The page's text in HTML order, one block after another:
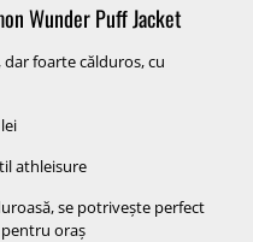
Wunder Puff Jacket
foarte călduros, cu
athleisure
se potrivește perfect
oraș